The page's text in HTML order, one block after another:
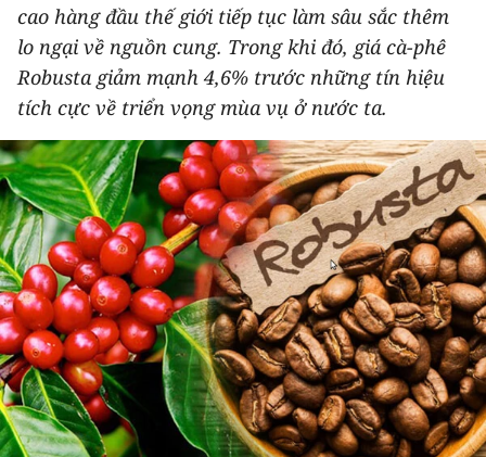
PHÁP LUẬT
DU LỊCH
THẾ GIỚI
THỂ THAO
GIÁO DỤC
Y TẾ
KHOA HỌC - CÔNG NGHỆ
MÔI TRƯỜNG
BẠN ĐỌC
cao hàng đầu thế giới tiếp tục làm sâu sắc thêm
lo ngại về nguồn cung. Trong khi đó, giá cà-phê
Robusta giảm mạnh 4,6% trước những tín hiệu
tích cực về triển vọng mùa vụ ở nước ta.